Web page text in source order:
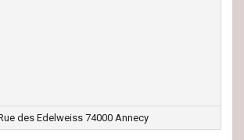
des Edelweiss 74000 Annecy